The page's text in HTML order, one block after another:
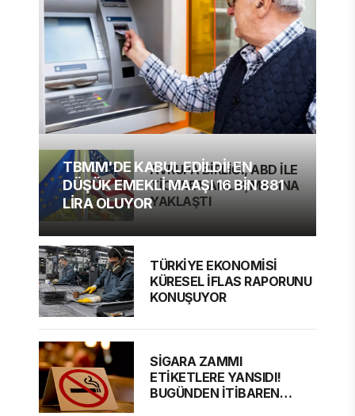
TBMM'DE KABUL EDİLDİ! EN
DÜŞÜK EMEKLİ MAAŞI 16 BİN 881
LİRA OLUYOR
AVRUPA BİRLİĞİ, ABD İLE
TİCARET ANLAŞMASINA
YAKLAŞTI
TÜRKİYE EKONOMİSİ
KÜRESEL İFLAS RAPORUNU
KONUŞUYOR
SİGARA ZAMMI
ETİKETLERE YANSIDI!
BUGÜNDEN İTİBAREN